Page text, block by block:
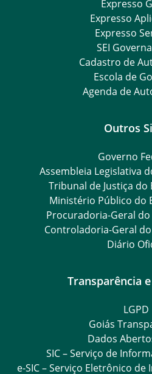
Expresso
Expresso
Expresso
SEI
Cadastro de
Escola de
Agenda de
Outros
Governo
Assembleia Legislativa
Tribunal de Justiça do
Ministério Público do
Procuradoria-Geral do
Controladoria-Geral
Diário
Transparência
LGPD
Goiás
Dados
SIC – Serviço de
e-SIC – Serviço Eletrônico